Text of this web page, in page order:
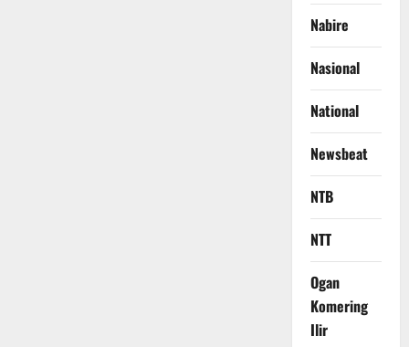
Nabire
Nasional
National
Newsbeat
NTB
NTT
Ogan
Komering
Ilir